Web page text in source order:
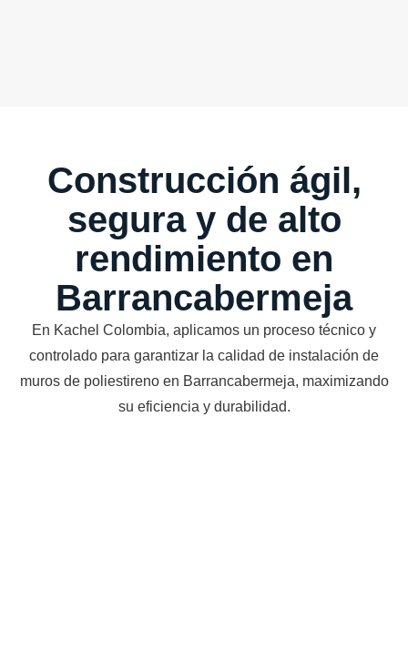
Construcción ágil,
segura y de alto
rendimiento en
Barrancabermeja
En Kachel Colombia, aplicamos un proceso técnico y
controlado para garantizar la calidad de instalación de
muros de poliestireno en Barrancabermeja, maximizando
su eficiencia y durabilidad.